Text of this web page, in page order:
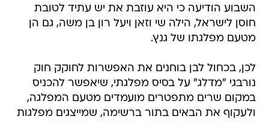
מטעם מפלגתו של גנץ.
לכן, בכחול לבן בוחנים את האפשרות לחוקק חוק
במקום שרים מתפטרים מועמדים מטעם המפלגה,
ולעקוף את הבאים בתור ברשימה, שמייצגים מפלגות
אחרות. גורמים במערכת הפוליטית העריכו את
הסבירות שההצעה שתתקבל היא הנמוכה ביותר